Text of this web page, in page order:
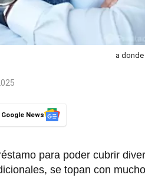
a
News
para poder cubrir
se topan con